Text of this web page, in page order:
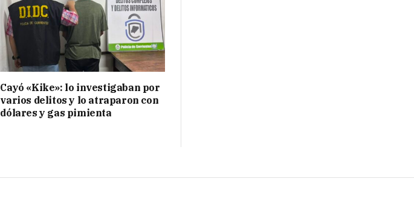
Cayó «Kike»: lo investigaban por
varios delitos y lo atraparon con
dólares y gas pimienta